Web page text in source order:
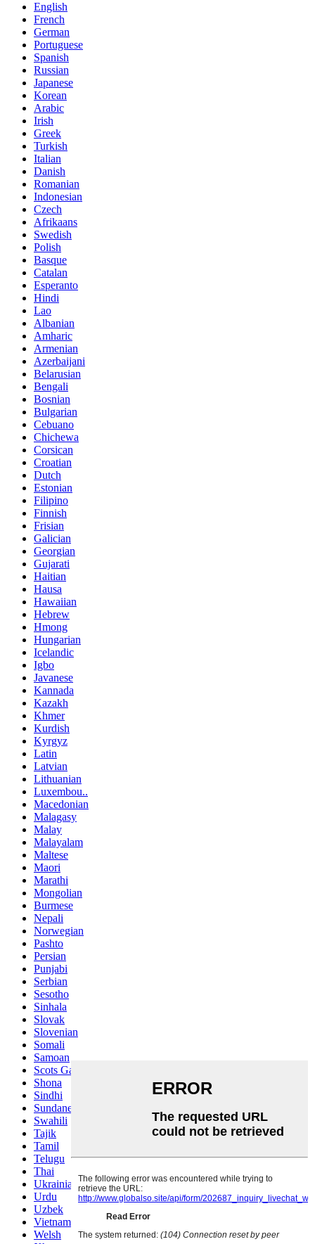
English
French
German
Portuguese
Spanish
Russian
Japanese
Korean
Arabic
Irish
Greek
Turkish
Italian
Danish
Romanian
Indonesian
Czech
Afrikaans
Swedish
Polish
Basque
Catalan
Esperanto
Hindi
Lao
Albanian
Amharic
Armenian
Azerbaijani
Belarusian
Bengali
Bosnian
Bulgarian
Cebuano
Chichewa
Corsican
Croatian
Dutch
Estonian
Filipino
Finnish
Frisian
Galician
Georgian
Gujarati
Haitian
Hausa
Hawaiian
Hebrew
Hmong
Hungarian
Icelandic
Igbo
Javanese
Kannada
Kazakh
Khmer
Kurdish
Kyrgyz
Latin
Latvian
Lithuanian
Luxembou..
Macedonian
Malagasy
Malay
Malayalam
Maltese
Maori
Marathi
Mongolian
Burmese
Nepali
Norwegian
Pashto
Persian
Punjabi
Serbian
Sesotho
Sinhala
Slovak
Slovenian
Somali
Samoan
Scots Gaelic
Shona
Sindhi
Sundanese
Swahili
Tajik
Tamil
Telugu
Thai
Ukrainian
Urdu
Uzbek
Vietnamese
Welsh